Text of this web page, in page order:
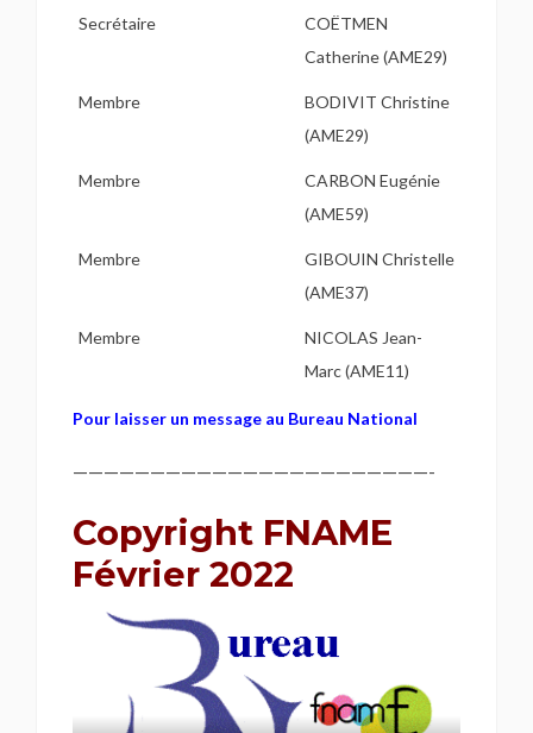
Secrétaire
COËTMEN
Catherine (AME29)
Membre
BODIVIT Christine
(AME29)
Membre
CARBON Eugénie
(AME59)
Membre
GIBOUIN Christelle
(AME37)
Membre
NICOLAS Jean-
Marc (AME11)
Pour laisser un message au Bureau National
———————————————————————-
Copyright FNAME
Février 2022